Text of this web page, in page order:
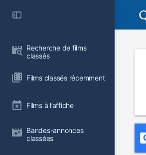
Recherche de films
classés
Films classés récemment
Films à l’affiche
Bandes-annonces
classées